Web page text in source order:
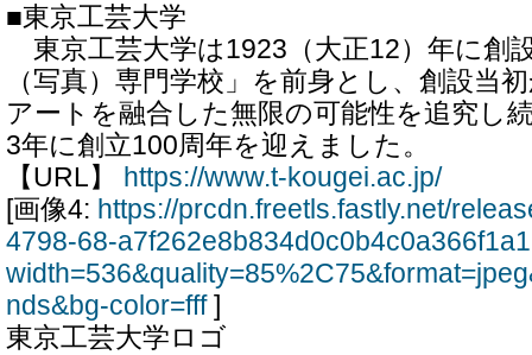
■東京工芸大学
東京工芸大学は1923（大正12）年に創
（写真）専門学校」を前身とし、創設当
アートを融合した無限の可能性を追究し
3年に創立100周年を迎えました。
【URL】
https://www.t-kougei.ac.jp/
[画像4: https://prcdn.freetls.fastly.net/
4798-68-
nds&bg-color=fff]
東京工芸大学ロゴ